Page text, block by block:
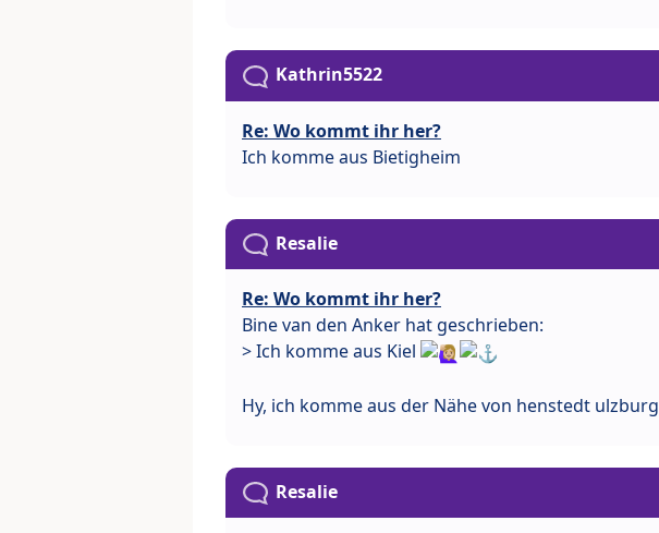
Kathrin5522
Re: Wo kommt ihr her?
Ich komme aus Bietigheim
Resalie
Re: Wo kommt ihr her?
Bine van den Anker hat geschrieben:
> Ich komme aus Kiel
Hy, ich komme aus der Nähe von henstedt ulzburg
Resalie